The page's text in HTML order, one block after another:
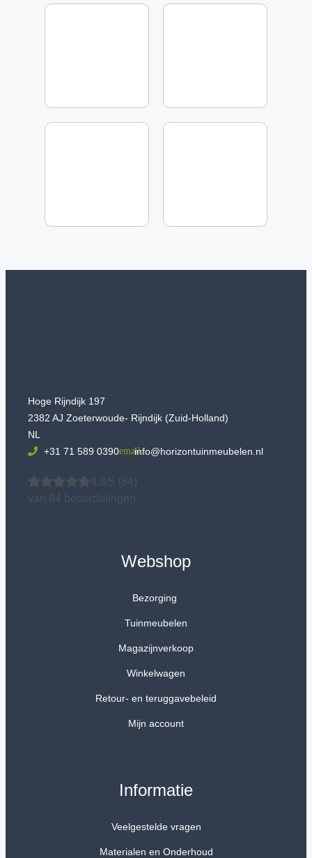
Hoge Rijndijk 197
2382 AJ Zoeterwoude- Rijndijk (Zuid-Holland)
NL
+31 71 589 0390
info@horizontuinmeubelen.nl
4.8/5
(84)
van 84 beoordelingen
Webshop
Bezorging
Tuinmeubelen
Magazijnverkoop
Winkelwagen
Retour- en teruggavebeleid
Mijn account
Informatie
Veelgestelde vragen
Materialen en Onderhoud